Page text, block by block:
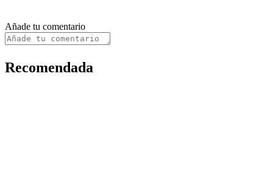
Añade tu comentario
Recomendada